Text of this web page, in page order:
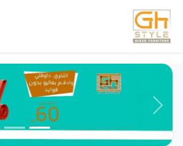
تخطي للذهاب إلى المحتوى
السابق